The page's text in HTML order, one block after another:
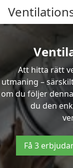
Att hitta rätt
utmaning –
om du följer
du den
Få 3